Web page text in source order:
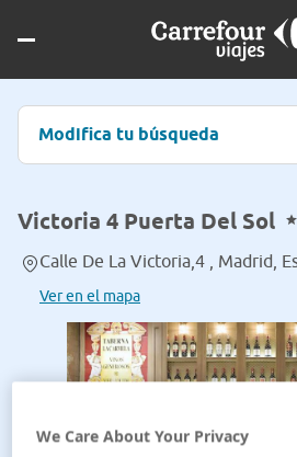
Modifica tu búsqueda
Victoria 4 Puerta Del Sol
Calle De La Victoria,4 , Madrid,
Ver en el mapa
We Care About Your Privacy